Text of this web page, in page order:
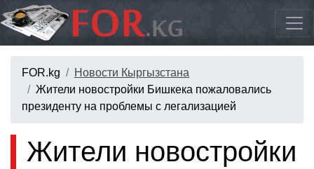
FOR.kg
Новости Кыргызстана
Жители новостройки Бишкека пожаловались
президенту на проблемы с легализацией
Жители новостройки